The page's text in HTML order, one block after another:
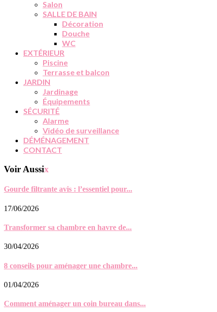
Salon
SALLE DE BAIN
Décoration
Douche
WC
EXTÉRIEUR
Piscine
Terrasse et balcon
JARDIN
Jardinage
Équipements
SÉCURITÉ
Alarme
Vidéo de surveillance
DÉMÉNAGEMENT
CONTACT
Voir Aussix
Gourde filtrante avis : l’essentiel pour...
17/06/2026
Transformer sa chambre en havre de...
30/04/2026
8 conseils pour aménager une chambre...
01/04/2026
Comment aménager un coin bureau dans...